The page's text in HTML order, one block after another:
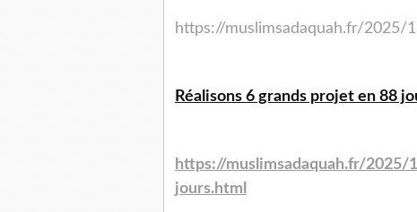
https://muslimsadaquah.fr/2025/
Réalisons 6 grands projet en 88
https://muslimsadaquah.fr/
jours.html